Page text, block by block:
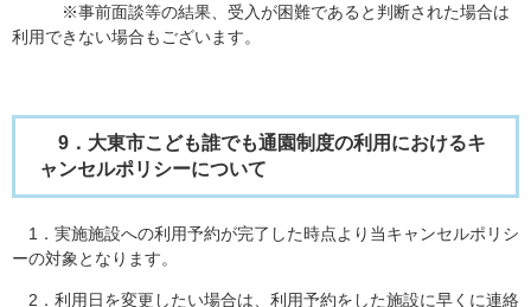
※事前面談等の結果、受入が困難であると判断された場合は
利用できない場合もございます。
9．大東市こども誰でも通園制度の利用におけるキ
ャンセルポリシーについて
1．実施施設への利用予約が完了した時点より当キャンセルポリシ
ーの対象となります。
2．利用日を変更したい場合は、利用予約をした施設に早くに連絡